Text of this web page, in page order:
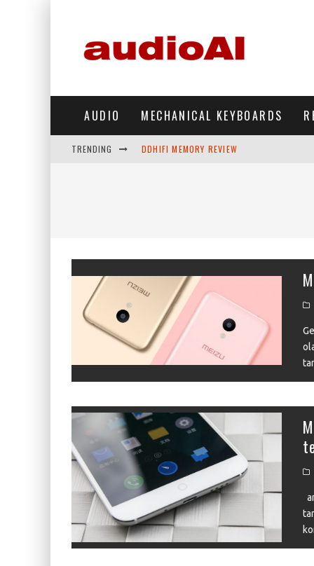
AUDIO MECHANICAL KEYBOARDS
TRENDING DDHIFI MEMORY REVIEW
SIMGOT SUPERMIX 5 REVIEW
FIIO FT13 REVIEW
KIWI EARS BELLE REVIEW
FIIO JH13 REVIEW
FIIO K13 R2R REVIEW
KIWI EARS ATHEIA REVIEW